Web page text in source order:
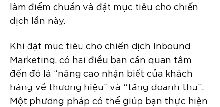
làm điểm chuẩn và đặt mục tiêu cho chiến
dịch lần này.
Khi đặt mục tiêu cho chiến dịch Inbound
Marketing, có hai điều bạn cần quan tâm
đến đó là “nâng cao nhận biết của khách
hàng về thương hiệu” và “tăng doanh thu”.
Một phương pháp có thể giúp bạn thực hiện